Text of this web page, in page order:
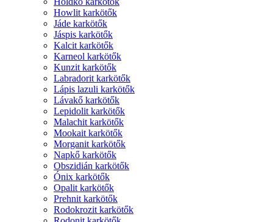
Howlit karkötők
Jáde karkötők
Jáspis karkötők
Kalcit karkötők
Karneol karkötők
Kunzit karkötők
Labradorit karkötők
Lápis lazuli karkötők
Lávakő karkötők
Lepidolit karkötők
Malachit karkötők
Mookait karkötők
Morganit karkötők
Napkő karkötők
Obszidián karkötők
Ónix karkötők
Opalit karkötők
Prehnit karkötők
Rodokrozit karkötők